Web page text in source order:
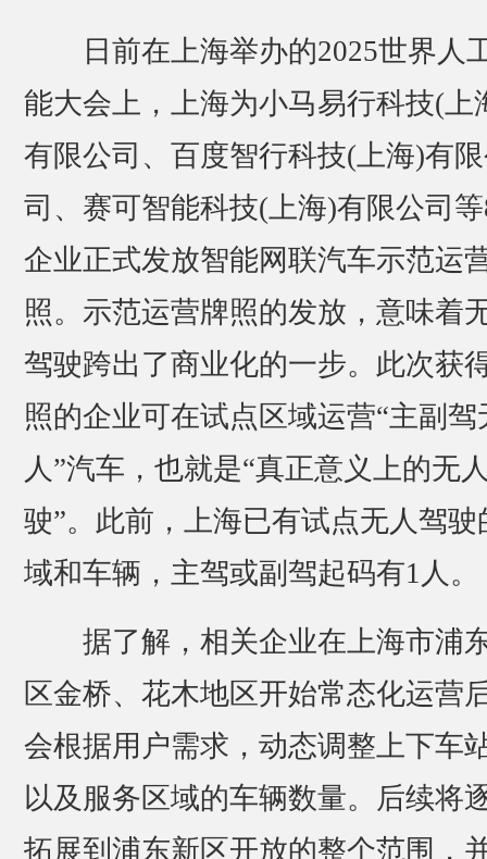
日前在上海举办的2025世界人
能大会上，上海为小马易行科技(上
有限公司、百度智行科技(上海)有
司、赛可智能科技(上海)有限公司
企业正式发放智能网联汽车示范运
照。示范运营牌照的发放，意味着
驾驶跨出了商业化的一步。此次获
照的企业可在试点区域运营“主副驾
人”汽车，也就是“真正意义上的无
驶”。此前，上海已有试点无人驾驶
域和车辆，主驾或副驾起码有1人。
据了解，相关企业在上海市浦
区金桥、花木地区开始常态化运营
会根据用户需求，动态调整上下车
以及服务区域的车辆数量。后续将
拓展到浦东新区开放的整个范围，